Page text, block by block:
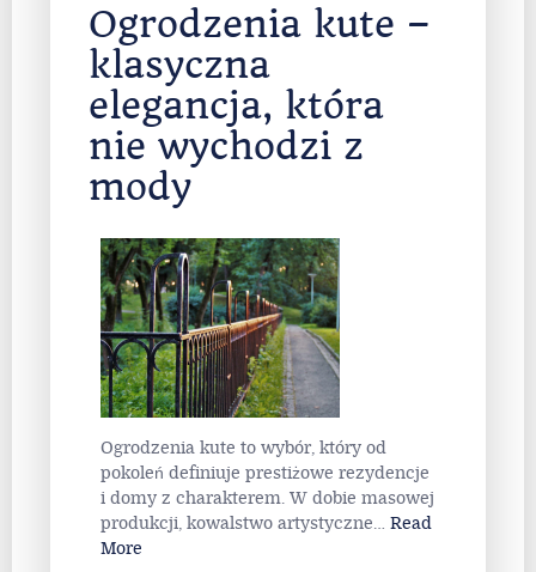
Ogrodzenia kute –
klasyczna
elegancja, która
nie wychodzi z
mody
Ogrodzenia kute to wybór, który od
pokoleń definiuje prestiżowe rezydencje
i domy z charakterem. W dobie masowej
produkcji, kowalstwo artystyczne… Read
More